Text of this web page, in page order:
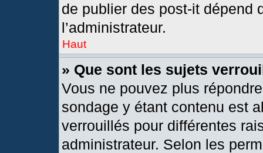
de publier des post-it dépend
l’administrateur.
Haut
» Que sont les sujets
Vous ne pouvez plus
sondage y étant contenu est
verrouillés pour différentes
administrateur. Selon les